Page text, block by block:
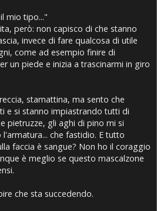
mio tipo..."
però: non capisco di che stanno
invece di fare qualcosa di utile
come ad esempio finire di
un piede e inizia a trascinarmi in giro
stamattina, ma sento che
e si stanno impiastrando tutti di
pietruzze, gli aghi di pino mi si
che fastidio. E tutto
faccia è sangue? Non ho il coraggio
è meglio se questo mascalzone
che sta succedendo.